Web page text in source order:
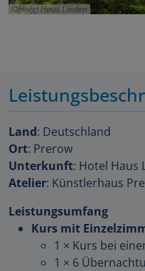
Hotel Haus Linden
Land: Deutschland
Ort: Prerow
Unterkunft: Hotel Haus
Atelier: Künstlerhaus
Leistungsumfang
Kurs mit
1 × Kurs bei
1 × 6